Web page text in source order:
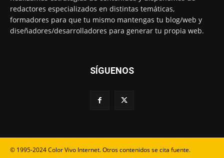
redactores especializados en distintas temáticas,
formadores para que tu mismo mantengas tu blog/web y
diseñadores/desarrolladores para generar tu propia web.
SÍGUENOS
© 1995-2024 Color Vivo Internet. Otros contenidos se cita fuente.